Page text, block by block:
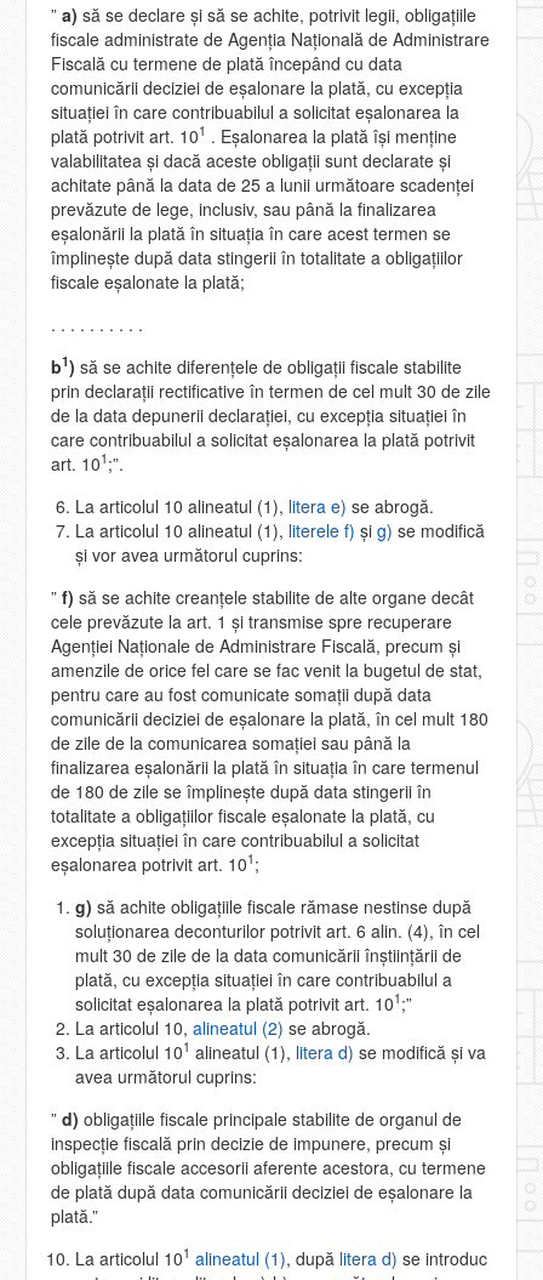
”a) să se declare şi să se achite, potrivit legii, obligaţiile
fiscale administrate de Agenţia Naţională de Administrare
Fiscală cu termene de plată începând cu data
comunicării deciziei de eşalonare la plată, cu excepţia
situaţiei în care contribuabilul a solicitat eşalonarea la
plată potrivit art. 101 . Eşalonarea la plată îşi menţine
valabilitatea şi dacă aceste obligaţii sunt declarate şi
achitate până la data de 25 a lunii următoare scadenţei
prevăzute de lege, inclusiv, sau până la finalizarea
eşalonării la plată în situaţia în care acest termen se
împlineşte după data stingerii în totalitate a obligaţiilor
fiscale eşalonate la plată;
. . . . . . . . . .
b1) să se achite diferenţele de obligaţii fiscale stabilite
prin declaraţii rectificative în termen de cel mult 30 de zile
de la data depunerii declaraţiei, cu excepţia situaţiei în
care contribuabilul a solicitat eşalonarea la plată potrivit
art. 101 ;”.
La articolul 10 alineatul (1), litera e) se abrogă.
La articolul 10 alineatul (1), literele f) şig) se modifică
şi vor avea următorul cuprins:
”f) să se achite creanţele stabilite de alte organe decât
cele prevăzute la art. 1 şi transmise spre recuperare
Agenţiei Naţionale de Administrare Fiscală, precum şi
amenzile de orice fel care se fac venit la bugetul de stat,
pentru care au fost comunicate somaţii după data
comunicării deciziei de eşalonare la plată, în cel mult 180
de zile de la comunicarea somaţiei sau până la
finalizarea eşalonării la plată în situaţia în care termenul
de 180 de zile se împlineşte după data stingerii în
totalitate a obligaţiilor fiscale eşalonate la plată, cu
excepţia situaţiei în care contribuabilul a solicitat
eşalonarea potrivit art. 101 ;
g) să achite obligaţiile fiscale rămase nestinse după
soluţionarea deconturilor potrivit art. 6 alin. (4), în cel
mult 30 de zile de la data comunicării înştiinţării de
plată, cu excepţia situaţiei în care contribuabilul a
solicitat eşalonarea la plată potrivit art. 101 ;”
La articolul 10,alineatul (2) se abrogă.
La articolul 101 alineatul (1), litera d) se modifică şi va
avea următorul cuprins:
”d) obligaţiile fiscale principale stabilite de organul de
inspecţie fiscală prin decizie de impunere, precum şi
obligaţiile fiscale accesorii aferente acestora, cu termene
de plată după data comunicării deciziei de eşalonare la
plată.”
La articolul 101 alineatul (1), după litera d) se introduc